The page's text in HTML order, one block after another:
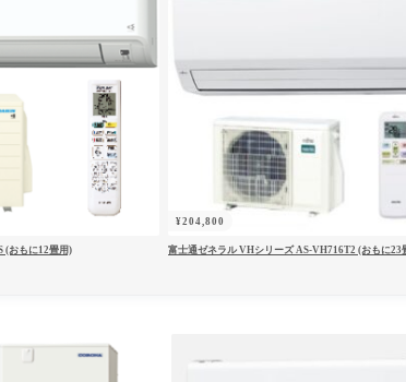
コスパ○
良く、メイン部屋にも個室にも合わせやすい
(おもに12畳用)
¥204,800
富士通ゼネラル VHシリーズ AS-VH716T2 (おもに23
ログイン状態を保存